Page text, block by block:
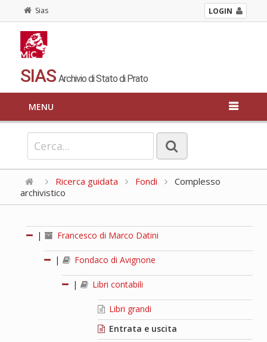
Sias LOGIN
SIAS Archivio di Stato di Prato
MENU
Ricerca guidata Fondi
Complesso
archivistico
| Francesco di Marco Datini
| Fondaco di Avignone
| Libri contabili
Libri grandi
Entrata e uscita